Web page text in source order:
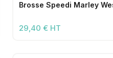
Brosse Speedi Marley
29,40 € HT